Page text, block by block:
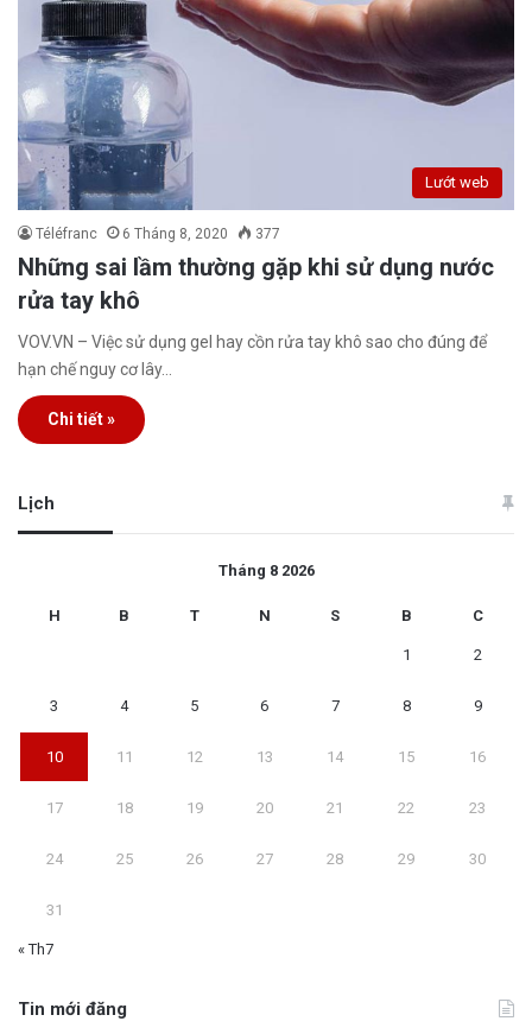
Lướt web
Téléfranc 6 Tháng 8, 2020 377
Những sai lầm thường gặp khi sử dụng nước
rửa tay khô
VOV.VN – Việc sử dụng gel hay cồn rửa tay khô sao cho đúng để
hạn chế nguy cơ lây…
Chi tiết »
Lịch
Tháng 8 2026
H B T N S B C
1 2
3 4 5 6 7 8 9
10 11 12 13 14 15 16
17 18 19 20 21 22 23
24 25 26 27 28 29 30
31
« Th7
Tin mới đăng